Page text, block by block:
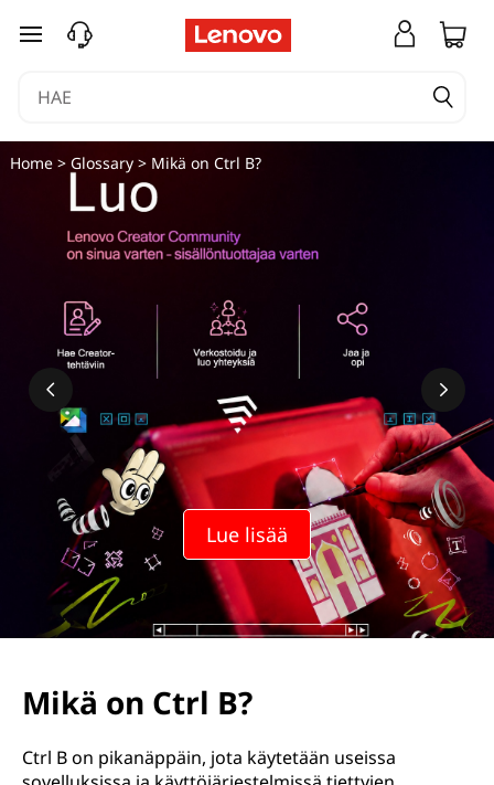
M
ä
siirry pääsisältöön
Lue lisää
Home> Glossary> Mikä on Ctrl B?
Mikä on Ctrl B?
Ctrl B on pikanäppäin, jota käytetään useissa